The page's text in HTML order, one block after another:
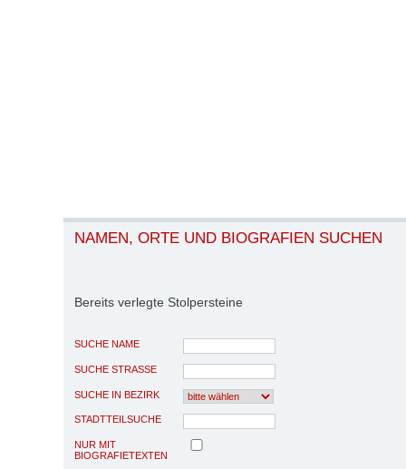
NAMEN, ORTE UND BIOGRAFIEN SUCHEN
Bereits verlegte Stolpersteine
SUCHE NAME
SUCHE STRASSE
SUCHE IN BEZIRK
STADTTEILSUCHE
NUR MIT
BIOGRAFIETEXTEN